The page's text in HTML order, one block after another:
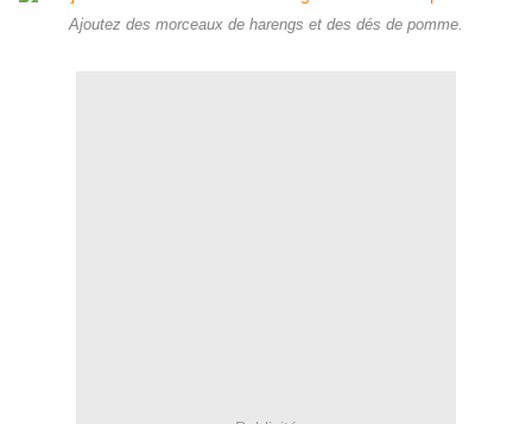
Ajoutez des morceaux de harengs et des dés de pomme.